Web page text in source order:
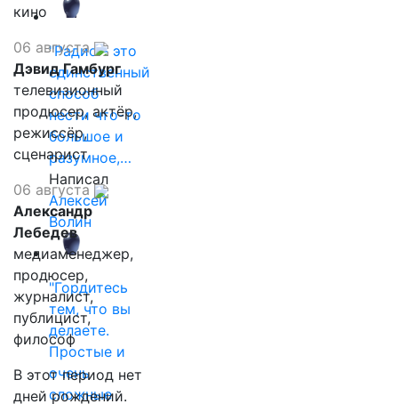
"Радио - это
единственный
способ
нести что-то
большое и
разумное,…
Написал
Алексей
Волин
"Гордитесь
тем, что вы
делаете.
Простые и
очень
сложные
кино
06 августа
Дэвид Гамбург
телевизионный
продюсер, актёр,
режиссёр,
сценарист
06 августа
Александр
Лебедев
медиаменеджер,
продюсер,
журналист,
публицист,
философ
В этот период нет
дней рождений.